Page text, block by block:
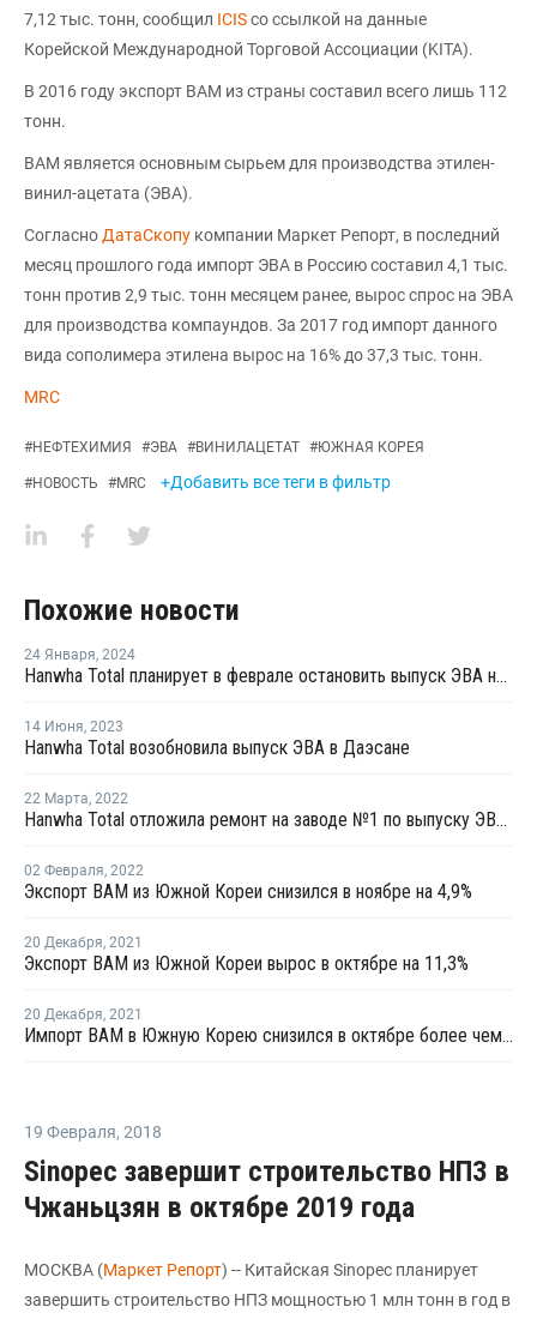
7,12 тыс. тонн, сообщил ICISсо ссылкой на данные
Корейской Международной Торговой Ассоциации (KITA).
В 2016 году экспорт ВАМ из страны составил всего лишь 112
тонн.
ВАМ является основным сырьем для производства этилен-
винил-ацетата (ЭВА).
Согласно ДатаСкопу компании Маркет Репорт, в последний
месяц прошлого года импорт ЭВА в Россию составил 4,1 тыс.
тонн против 2,9 тыс. тонн месяцем ранее, вырос спрос на ЭВА
для производства компаундов. За 2017 год импорт данного
вида сополимера этилена вырос на 16% до 37,3 тыс. тонн.
MRC
#НЕФТЕХИМИЯ #ЭВА #ВИНИЛАЦЕТАТ #ЮЖНАЯ КОРЕЯ
#НОВОСТЬ #MRC +Добавить все теги в фильтр
Похожие новости
24 Января, 2024
Hanwha Total планирует в феврале остановить выпуск ЭВА на линии №2 в Даэсане
14 Июня, 2023
Hanwha Total возобновила выпуск ЭВА в Даэсане
22 Марта, 2022
Hanwha Total отложила ремонт на заводе №1 по выпуску ЭВА в Даэсане
02 Февраля, 2022
Экспорт ВАМ из Южной Кореи снизился в ноябре на 4,9%
20 Декабря, 2021
Экспорт ВАМ из Южной Кореи вырос в октябре на 11,3%
20 Декабря, 2021
Импорт ВАМ в Южную Корею снизился в октябре более чем в четыре раза
19 Февраля, 2018
Sinopec завершит строительство НПЗ в
Чжаньцзян в октябре 2019 года
МОСКВА (Маркет Репорт) -- Китайская Sinopec планирует
завершить строительство НПЗ мощностью 1 млн тонн в год в